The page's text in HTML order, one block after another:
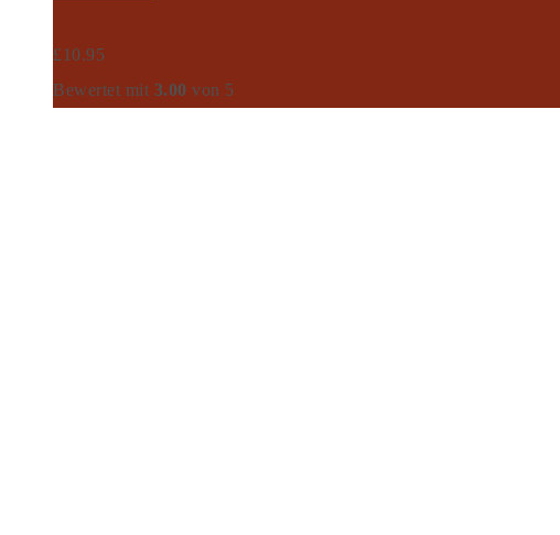
£ 10.95
Bewertet mit 3.00 von 5